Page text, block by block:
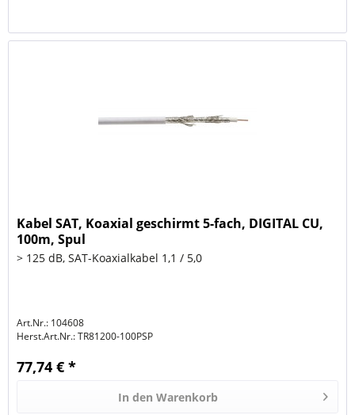
Kabel SAT, Koaxial geschirmt 5-fach, DIGITAL CU,
100m, Spul
> 125 dB, SAT-Koaxialkabel 1,1 / 5,0
Art.Nr.: 104608
Herst.Art.Nr.:TR81200-100PSP
77,74 € *
In den Warenkorb